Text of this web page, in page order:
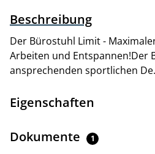
Beschreibung
Der Bürostuhl Limit -
Arbeiten und Entspannen!Der
ansprechenden sportlichen
Eigenschaften
Dokumente 1